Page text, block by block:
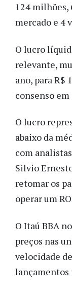
124 milhões,
mercado e 4
O lucro
relevante,
ano, para R$
consenso em
O lucro
abaixo da
com
Silvio
retomar os
operar um
O Itaú BBA
preços nas
velocidade